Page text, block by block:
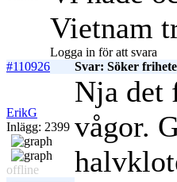
Vietnam
Logga in för att svara
#110926
Svar: Söker
ErikG
Inlägg: 2399
offline
Nja det
vågor.